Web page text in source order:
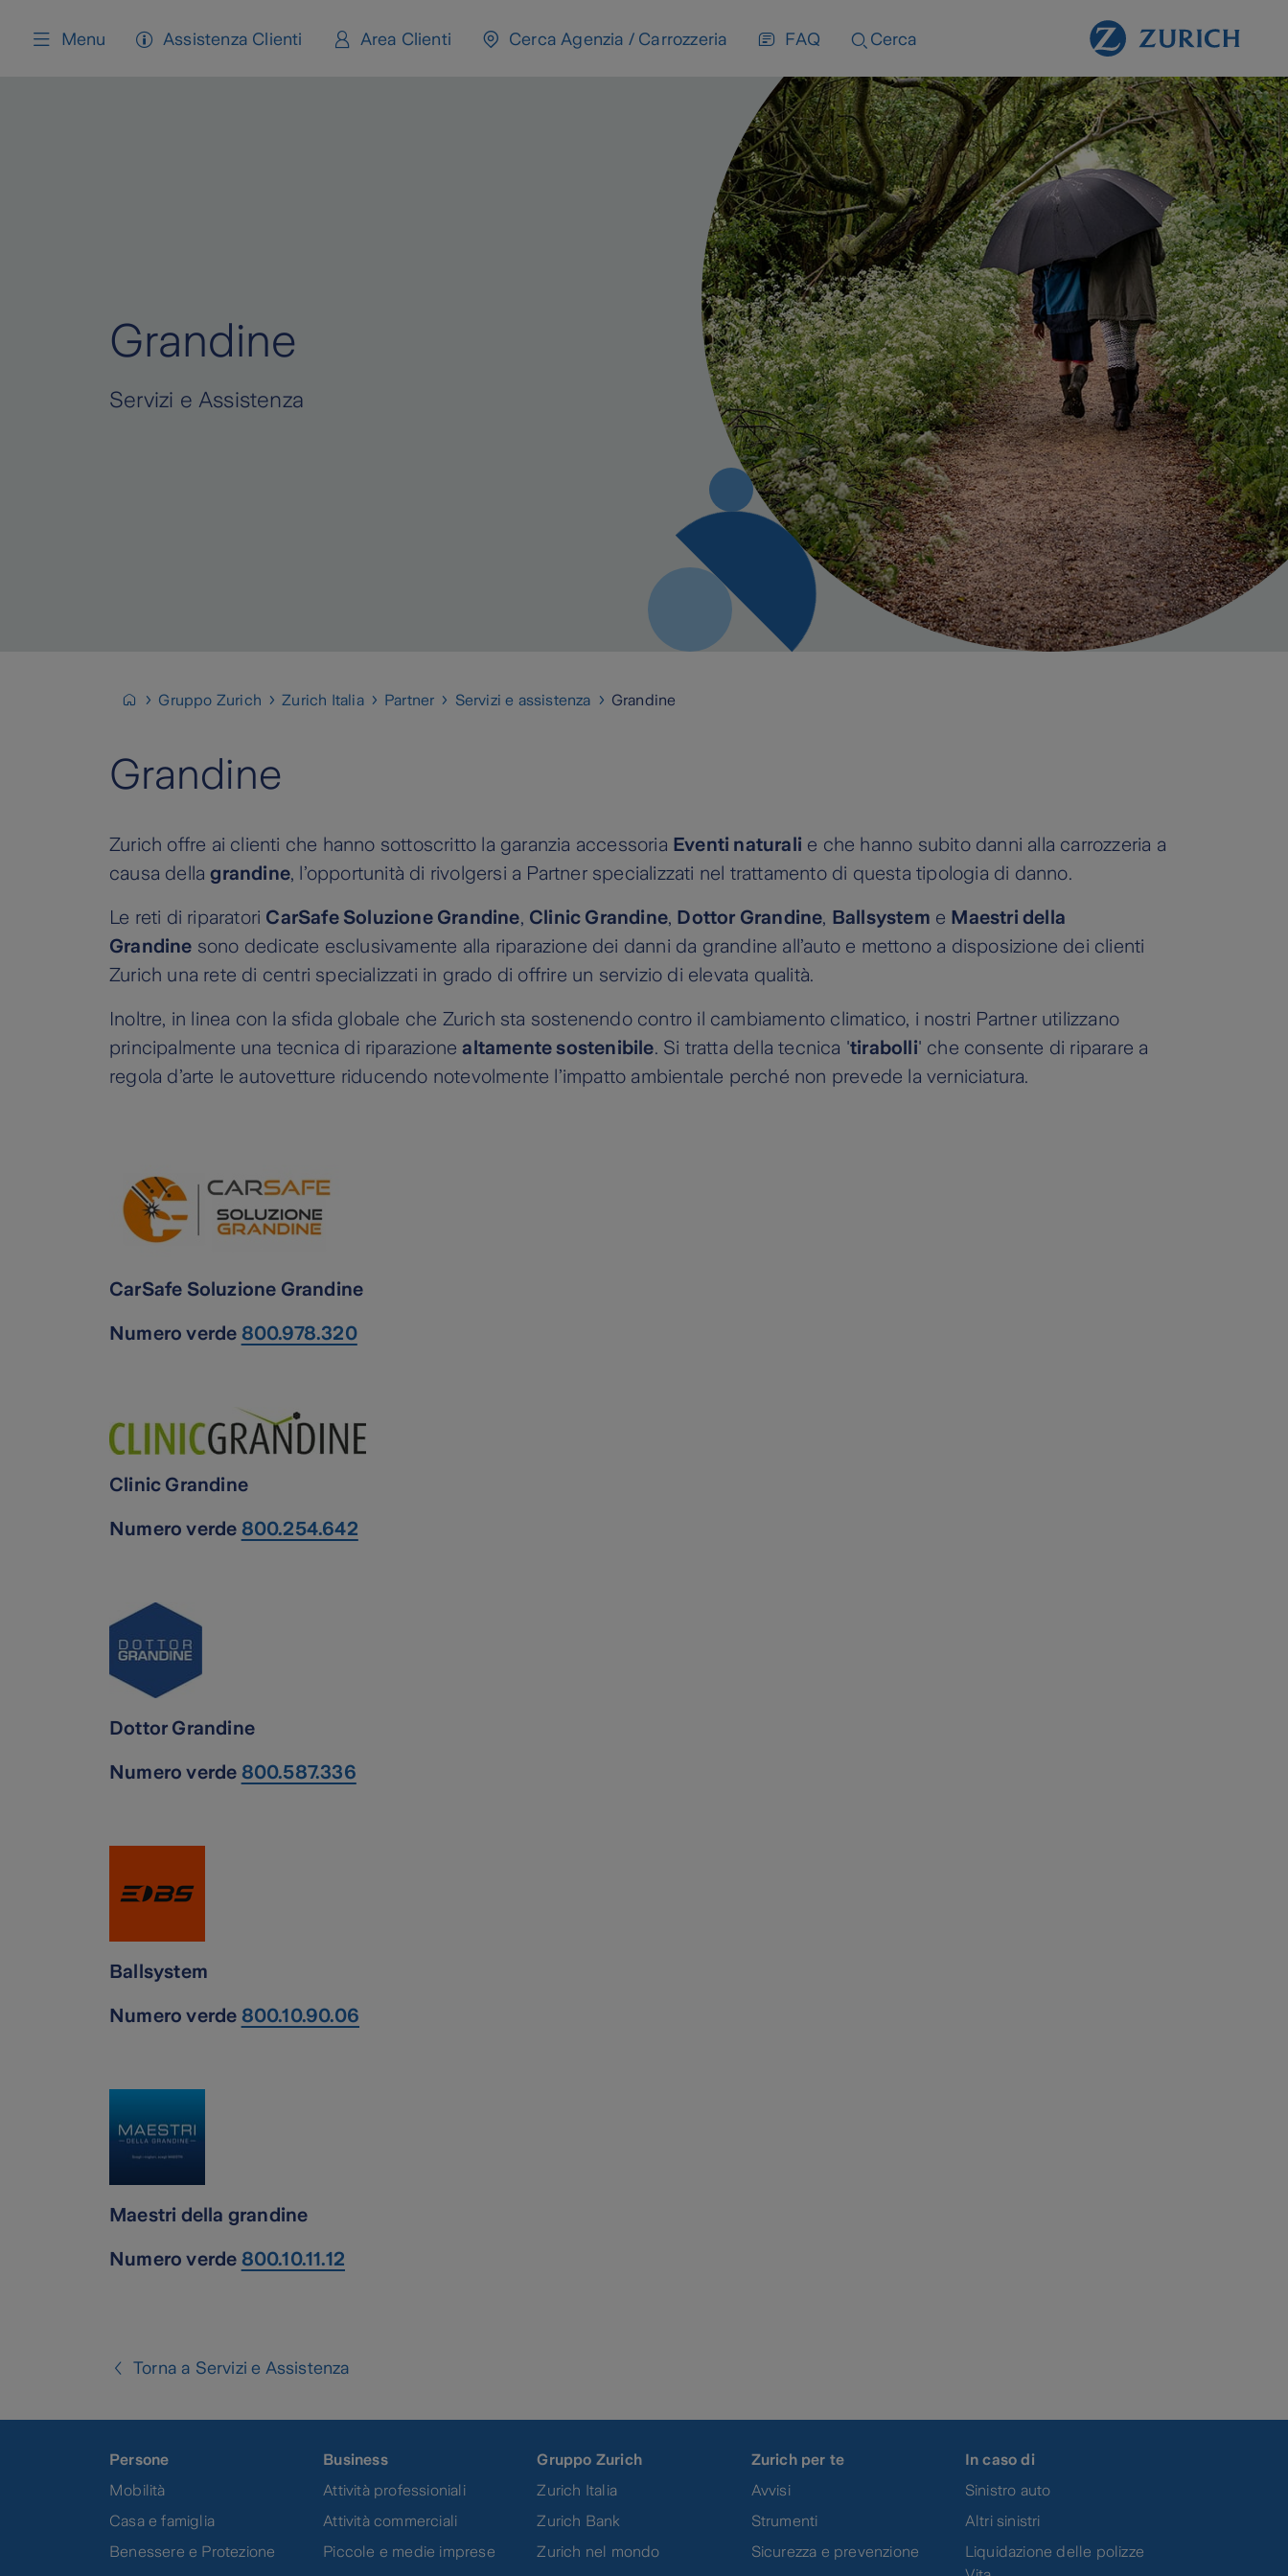
Menu Assistenza Clienti Area Clienti Cerca Agenzia / Carrozzeria FAQ Cerca
Grandine
Servizi e Assistenza
Gruppo Zurich Zurich Italia Partner Servizi e assistenza Grandine
Grandine
Zurich offre ai clienti che hanno sottoscritto la garanzia accessoria Eventi naturali e che hanno subito danni alla carrozzeria a
causa dellagrandine, l’opportunità di rivolgersi a Partner specializzati nel trattamento di questa tipologia di danno.
Le reti di riparatori CarSafe Soluzione Grandine, Clinic Grandine, Dottor Grandine, Ballsystem e Maestri della
Grandine sono dedicate esclusivamente alla riparazione dei danni da grandine all’auto e mettono a disposizione dei clienti
Zurich una rete di centri specializzati in grado di offrire un servizio di elevata qualità.
Inoltre, in linea con la sfida globale che Zurich sta sostenendo contro il cambiamento climatico, i nostri Partner utilizzano
principalmente una tecnica di riparazionealtamente sostenibile. Si tratta della tecnica 'tirabolli' che consente di riparare a
regola d’arte le autovetture riducendo notevolmente l’impatto ambientale perché non prevede la verniciatura.
CarSafe Soluzione Grandine
Numero verde 800.978.320
Clinic Grandine
Numero verde 800.254.642
Dottor Grandine
Numero verde 800.587.336
Ballsystem
Numero verde 800.10.90.06
Maestri della grandine
Numero verde 800.10.11.12
Torna a Servizi e Assistenza
Persone
Mobilità
Casa e famiglia
Benessere e Protezione
Business
Attività professioniali
Attività commerciali
Piccole e medie imprese
Gruppo Zurich
Zurich Italia
Zurich Bank
Zurich nel mondo
Zurich per te
Avvisi
Strumenti
Sicurezza e prevenzione
In caso di
Sinistro auto
Altri sinistri
Liquidazione delle polizze